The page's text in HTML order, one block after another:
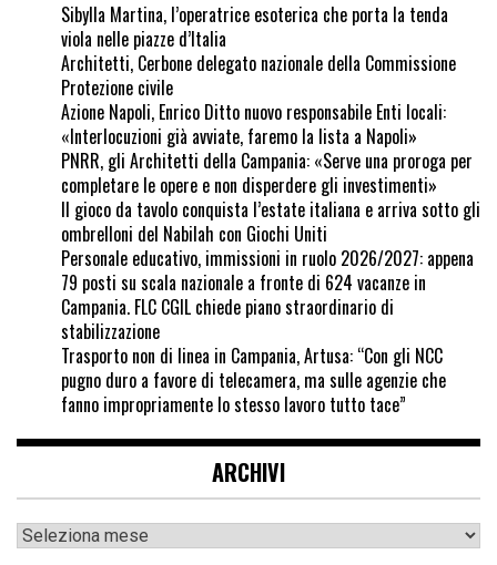
Sibylla Martina, l’operatrice esoterica che porta la tenda
viola nelle piazze d’Italia
Architetti, Cerbone delegato nazionale della Commissione
Protezione civile
Azione Napoli, Enrico Ditto nuovo responsabile Enti locali:
«Interlocuzioni già avviate, faremo la lista a Napoli»
PNRR, gli Architetti della Campania: «Serve una proroga per
completare le opere e non disperdere gli investimenti»
Il gioco da tavolo conquista l’estate italiana e arriva sotto gli
ombrelloni del Nabilah con Giochi Uniti
Personale educativo, immissioni in ruolo 2026/2027: appena
79 posti su scala nazionale a fronte di 624 vacanze in
Campania. FLC CGIL chiede piano straordinario di
stabilizzazione
Trasporto non di linea in Campania, Artusa: “Con gli NCC
pugno duro a favore di telecamera, ma sulle agenzie che
fanno impropriamente lo stesso lavoro tutto tace”
ARCHIVI